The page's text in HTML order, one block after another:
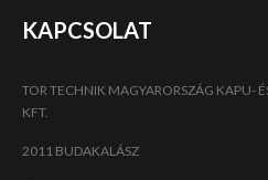
KAPCSOLAT
TOR TECHNIK MAGYARORSZÁG KAPU-
KFT.
2011 BUDAKALÁSZ